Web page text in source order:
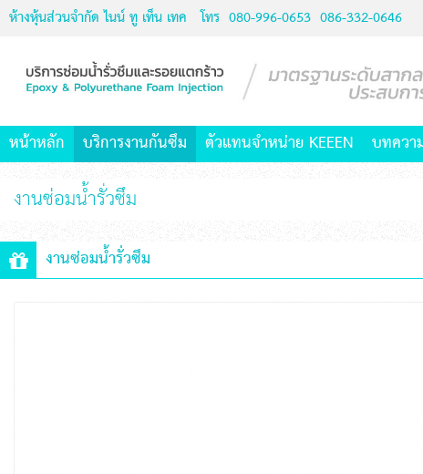
ห้างหุ้นส่วนจำกัด ไนน์ ทู เท็น เทค โทร 080-996-0653 086-332-0646
หน้าหลัก บริการงานกันซึม ตัวแทนจำหน่าย KEEEN บทควา
งานซ่อมน้ำรั่วซึม
งานซ่อมน้ำรั่วซึม